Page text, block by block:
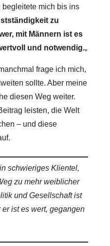
begleitete mich bis ins
zu
mit Männern ist es
und notwendig.„
frage ich mich,
sollte. Aber meine
diesen Weg weiter.
leisten, die Welt
– und diese
schwieriges Klientel,
zu mehr weiblicher
und Gesellschaft ist
ist es wert, gegangen